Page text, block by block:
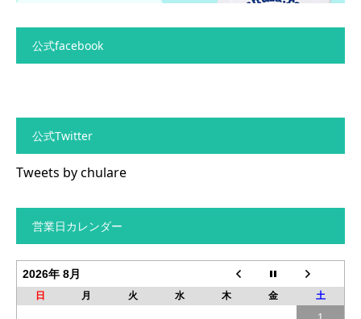
公式facebook
公式Twitter
Tweets by chulare
営業日カレンダー
2026年 8月
日 月 火 水 木 金 土